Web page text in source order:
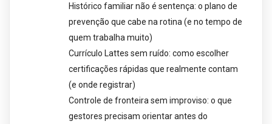
Histórico familiar não é sentença: o plano de
prevenção que cabe na rotina (e no tempo de
quem trabalha muito)
Currículo Lattes sem ruído: como escolher
certificações rápidas que realmente contam
(e onde registrar)
Controle de fronteira sem improviso: o que
gestores precisam orientar antes do